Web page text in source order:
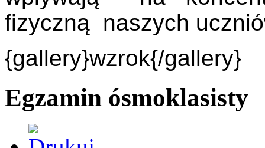
fizyczną naszych
{gallery}wzrok{/gallery}
Egzamin ósmoklasisty